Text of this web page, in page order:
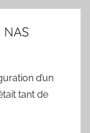
d’un
tant de